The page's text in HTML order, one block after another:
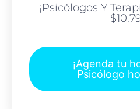
¡Psicólogos Y
¡Agenda tu
Psicólogo